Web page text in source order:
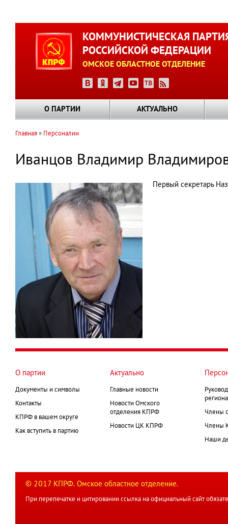
КОММУНИСТИЧЕСКАЯ
РОССИЙСКОЙ ФЕДЕРАЦИИ
ОМСКОЕ ОБЛАСТНОЕ ОТДЕЛЕНИЕ
О ПАРТИИ АКТУАЛЬНО
навигации
Главная Персоналии
Иванцов Владимир
Первый секретарь
О партии
Документы и символы
Контакты
КПРФ в вашем округе
Как вступить в партию
Актуально
Главные новости
Новости Омского
отделения КПРФ
Новости ЦК КПРФ
Члены
Члены
Наши
© 2017 КПРФ. Омское областное отделение.
При перепечатке и цитировании ссылка на официальный сайт